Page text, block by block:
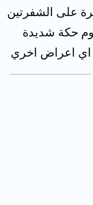
على الشفرتين
حكة شديدة
اي اعراض اخري